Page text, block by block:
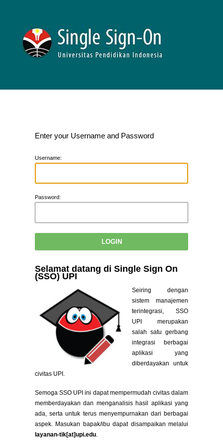
Enter your Username and Password
Username:
Password:
Selamat datang di Single Sign On
(SSO) UPI
Seiring dengan
sistem manajemen
terintegrasi, SSO
UPI merupakan
salah satu gerbang
integrasi berbagai
aplikasi yang
diberdayakan untuk
civitas UPI.
Semoga SSO UPI ini dapat mempermudah civitas dalam
memberdayakan dan menganalisis hasil aplikasi yang
ada, serta untuk terus menyempurnakan dari berbagai
aspek. Masukan bapak/ibu dapat disampaikan melalui
layanan-tik[at]upi.edu.